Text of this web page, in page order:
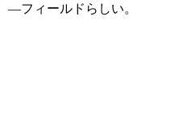
―フィールドらしい。